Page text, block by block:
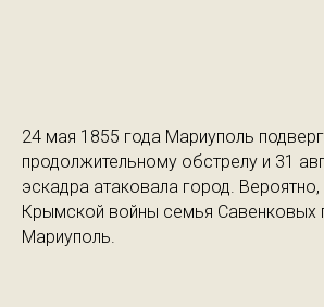
24 мая 1855 года Мариуполь
продолжительному обстрелу и 31
эскадра атаковала город. Вероятно,
Крымской войны семья Савенковых
Мариуполь.